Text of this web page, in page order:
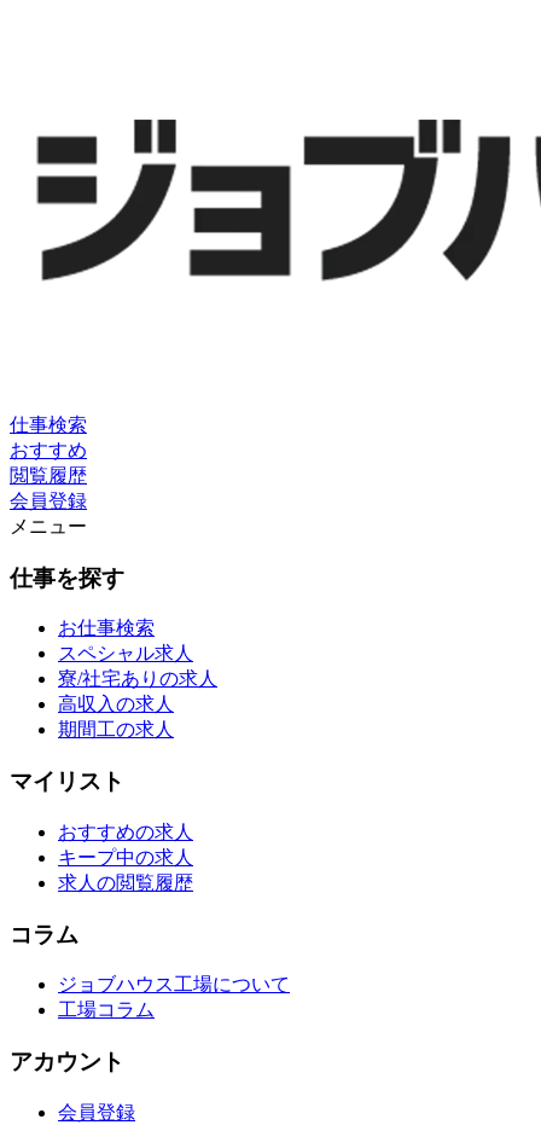
仕事検索
おすすめ
閲覧履歴
会員登録
メニュー
仕事を探す
お仕事検索
スペシャル求人
寮/社宅ありの求人
高収入の求人
期間工の求人
マイリスト
おすすめの求人
キープ中の求人
求人の閲覧履歴
コラム
ジョブハウス工場について
工場コラム
アカウント
会員登録